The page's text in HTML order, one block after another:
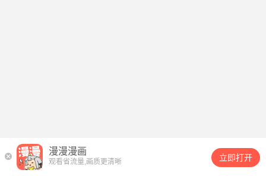
漫漫漫画
观看省流量,画质更清晰 立即打开